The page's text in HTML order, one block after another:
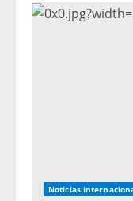
Noticias